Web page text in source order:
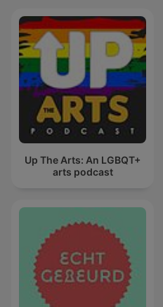
Up The Arts: An LGBQT+
arts podcast